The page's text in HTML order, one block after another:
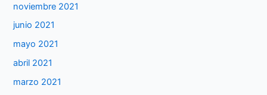
noviembre 2021
junio 2021
mayo 2021
abril 2021
marzo 2021